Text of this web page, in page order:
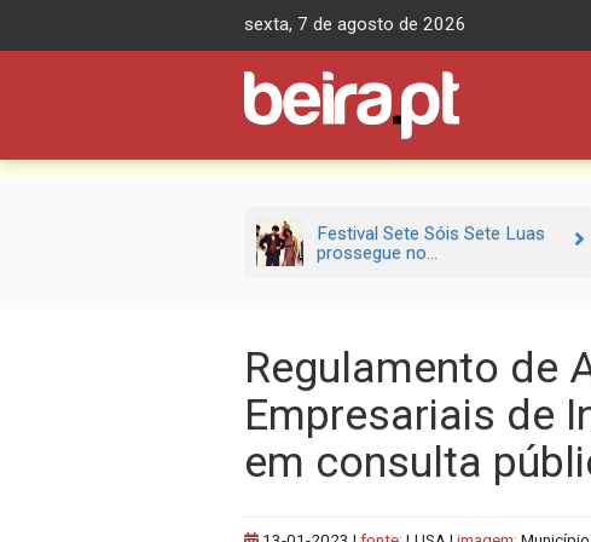
sexta, 7 de agosto de 2026
Festival Sete Sóis Sete Luas
prossegue no...
Regulamento de
Empresariais de
em consulta